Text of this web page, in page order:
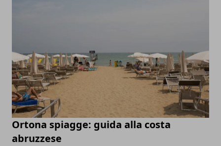
Ortona spiagge: guida alla costa
abruzzese